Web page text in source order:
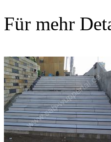
Für mehr